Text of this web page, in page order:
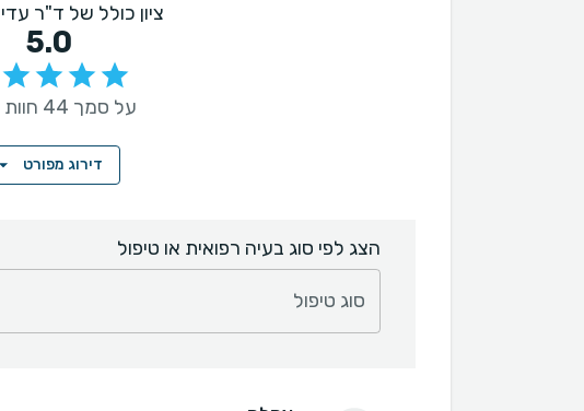
ציון כולל של ד"ר עדי
5.0
על סמך 44 חוות דעת
דירוג מפורט
הצג לפי סוג בעיה רפואית או טיפול
סוג טיפול